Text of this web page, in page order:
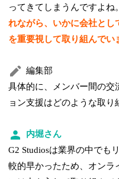
ってきてしまうんですよね。
れながら、いかに会社とし
を重要視して取り組んでい
編集部
具体的に、メンバー間の交
ョン支援はどのような取り
内堀さん
G2 Studiosは業界の中でも
較的早かったため、オンラ